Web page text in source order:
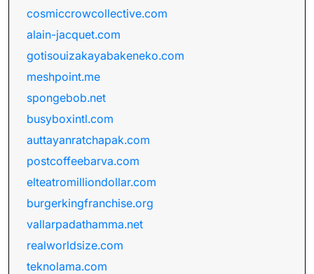
cosmiccrowcollective.com
alain-jacquet.com
gotisouizakayabakeneko.com
meshpoint.me
spongebob.net
busyboxintl.com
auttayanratchapak.com
postcoffeebarva.com
elteatromilliondollar.com
burgerkingfranchise.org
vallarpadathamma.net
realworldsize.com
teknolama.com